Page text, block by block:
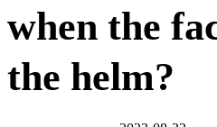
when the
the helm?